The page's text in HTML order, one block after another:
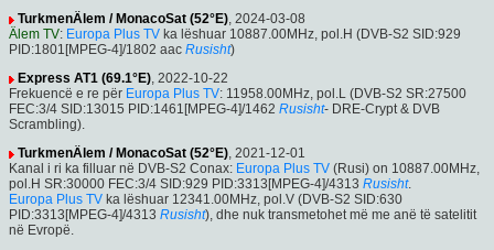
TurkmenÄlem / MonacoSat (52°E), 2024-03-08
Älem TV: Europa Plus TV ka lëshuar 10887.00MHz, pol.H (DVB-S2 SID:929
PID:1801[MPEG-4]/1802 aac Rusisht)
Express AT1 (69.1°E), 2022-10-22
Frekuencë e re për Europa Plus TV: 11958.00MHz, pol.L (DVB-S2 SR:27500
FEC:3/4 SID:13015 PID:1461[MPEG-4]/1462 Rusisht- DRE-Crypt & DVB
Scrambling).
TurkmenÄlem / MonacoSat (52°E), 2021-12-01
Kanal i ri ka filluar në DVB-S2 Conax: Europa Plus TV (Rusi) on 10887.00MHz,
pol.H SR:30000 FEC:3/4 SID:929 PID:3313[MPEG-4]/4313 Rusisht.
Europa Plus TV ka lëshuar 12341.00MHz, pol.V (DVB-S2 SID:630
PID:3313[MPEG-4]/4313 Rusisht), dhe nuk transmetohet më me anë të satelitit
në Evropë.